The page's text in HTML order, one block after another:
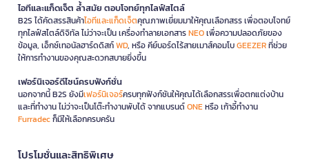
ไอทีและแก็ดเจ็ต ล้ำสมัย ตอบโจทย์ทุกไลฟ์สไตล์
B2S ได้คัดสรรสินค้าไอทีและแก็ดเจ็ตคุณภาพเยี่ยมมาให้คุณเลือกสรร เพื่อตอบโจทย์
ทุกไลฟ์สไตล์ดิจิทัล ไม่ว่าจะเป็น เครื่องทำลายเอกสารNEOเพื่อความปลอดภัยของ
ข้อมูล, เอ็กซ์เทอนัลฮาร์ดดิสก์WD, หรือ คีย์บอร์ดไร้สายเมาส์คอมโบGEEZERที่ช่วย
ให้การทำงานของคุณสะดวกสบายยิ่งขึ้น
เฟอร์นิเจอร์ดีไซน์ครบฟังก์ชั่น
นอกจากนี้ B2S ยังมีเฟอร์นิเจอร์ครบทุกฟังก์ชันให้คุณได้เลือกสรรเพื่อตกแต่งบ้าน
และที่ทำงาน ไม่ว่าจะเป็นโต๊ะทำงานพับได้ จากแบรนด์ONEหรือ เก้าอี้ทำงาน
Furradecก็มีให้เลือกครบครัน
โปรโมชั่นและสิทธิพิเศษ